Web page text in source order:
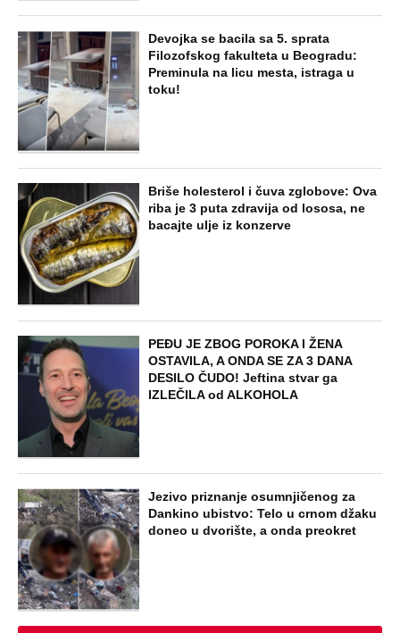
Devojka se bacila sa 5. sprata
Filozofskog fakulteta u Beogradu:
Preminula na licu mesta, istraga u
toku!
Briše holesterol i čuva zglobove: Ova
riba je 3 puta zdravija od lososa, ne
bacajte ulje iz konzerve
PEĐU JE ZBOG POROKA I ŽENA
OSTAVILA, A ONDA SE ZA 3 DANA
DESILO ČUDO! Jeftina stvar ga
IZLEČILA od ALKOHOLA
Jezivo priznanje osumnjičenog za
Dankino ubistvo: Telo u crnom džaku
doneo u dvorište, a onda preokret